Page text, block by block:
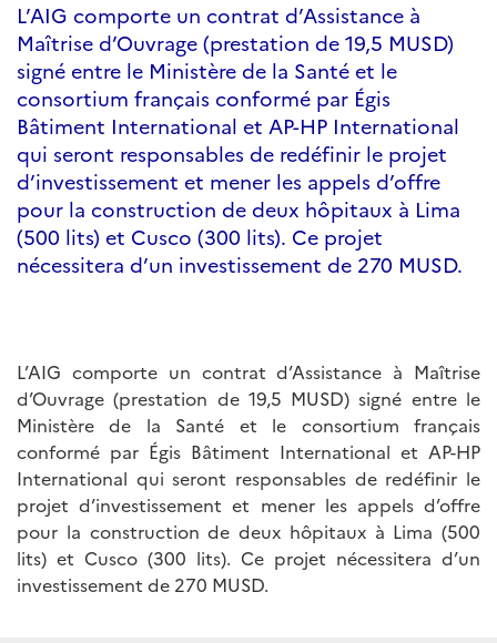
L’AIG comporte un contrat d’Assistance à
Maîtrise d’Ouvrage (prestation de 19,5 MUSD)
signé entre le Ministère de la Santé et le
consortium français conformé par Égis
Bâtiment International et AP-HP International
qui seront responsables de redéfinir le projet
d’investissement et mener les appels d’offre
pour la construction de deux hôpitaux à Lima
(500 lits) et Cusco (300 lits). Ce projet
nécessitera d’un investissement de 270 MUSD.
L’AIG comporte un contrat d’Assistance à Maîtrise
d’Ouvrage (prestation de 19,5 MUSD) signé entre le
Ministère de la Santé et le consortium français
conformé par Égis Bâtiment International et AP-HP
International qui seront responsables de redéfinir le
projet d’investissement et mener les appels d’offre
pour la construction de deux hôpitaux à Lima (500
lits) et Cusco (300 lits). Ce projet nécessitera d’un
investissement de 270 MUSD.